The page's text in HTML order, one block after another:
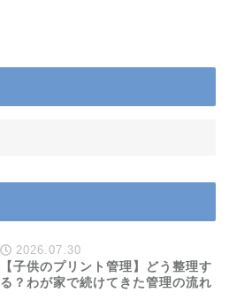
2026.07.30
【子供のプリント管理】どう整理す
る？わが家で続けてきた管理の流れ